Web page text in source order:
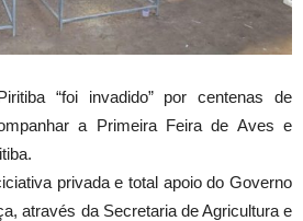
“foi invadido” por centenas de
a Primeira Feira de Aves e
privada e total apoio do Governo
através da Secretaria de Agricultura e